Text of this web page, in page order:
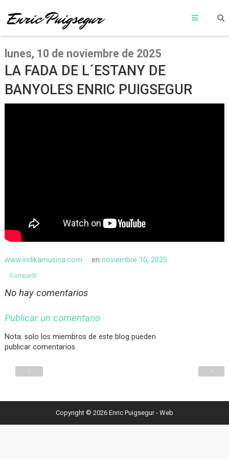
lunes, 10 de noviembre de 2025
LA FADA DE L´ESTANY DE
BANYOLES ENRIC PUIGSEGUR
www.indikamusica.com ennoviembre 10, 2025
Compartir
No hay comentarios
Publicar un comentario
Nota: solo los miembros de este blog pueden
publicar comentarios.
‹ ›
Copyright © 2026 Enric Puigsegur - Web